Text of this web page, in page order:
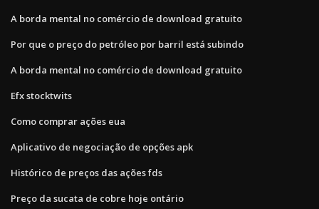
A borda mental no comércio de download gratuito
Por que o preço do petróleo por barril está subindo
A borda mental no comércio de download gratuito
Efx stocktwits
Como comprar ações eua
Aplicativo de negociação de opções apk
Histórico de preços das ações fds
Preço da sucata de cobre hoje ontário